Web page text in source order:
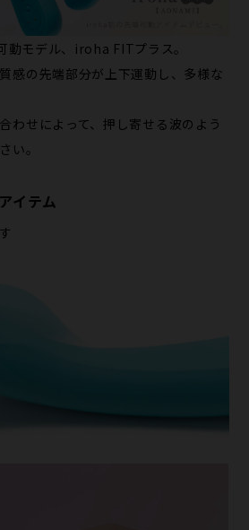
モデル、iroha FITプラス。
感の先端部分が上下運動し、多様な
わせによって、押し寄せる波のよう
い。
イテム